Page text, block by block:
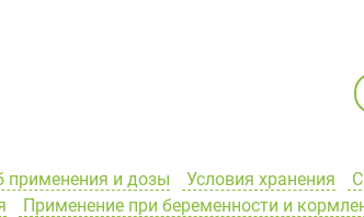
применения и дозы Условия хранения
Применение при беременности и